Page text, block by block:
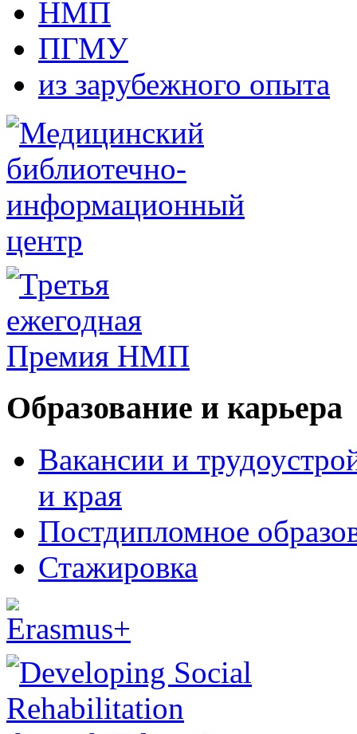
НМП
ПГМУ
из зарубежного опыта
Образование и карьера
Вакансии и
и края
Постдипломное
Стажировка